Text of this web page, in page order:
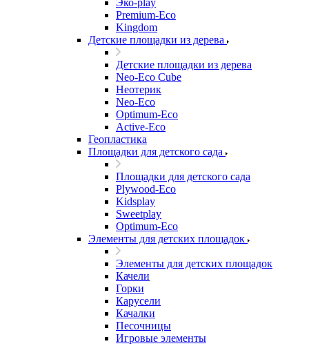
Эко-play
Premium-Eco
Kingdom
Детские площадки из дерева
Детские площадки из дерева
Neo-Eco Cube
Неотерик
Neo-Eco
Оptimum-Еco
Active-Eco
Геопластика
Площадки для детского сада
Площадки для детского сада
Plywood-Eco
Kidsplay
Sweetplay
Оptimum-Еco
Элементы для детских площадок
Элементы для детских площадок
Качели
Горки
Карусели
Качалки
Песочницы
Игровые элементы